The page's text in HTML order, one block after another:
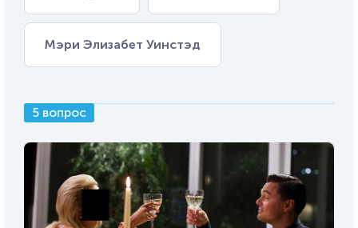
Мэри Элизабет Уинстэд
5 вопрос